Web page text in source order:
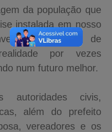
da população que
instalada em nosso
formas de
por vezes
num futuro melhor.
autoridades civis,
além do prefeito
vereadores e os